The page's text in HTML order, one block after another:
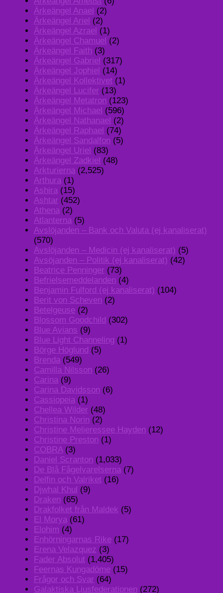
Ärkeängel Anael (2)
Ärkeängel Ariel (2)
Ärkeängel Azrael (1)
Ärkeängel Chamuel (2)
Ärkeängel Faith (3)
Ärkeängel Gabriel (317)
Ärkeängel Jophiel (14)
Ärkeängel Kollektivet (1)
Ärkeängel Lucifer (13)
Ärkeängel Metatron (123)
Ärkeängel Michael (596)
Ärkeängel Nathanael (2)
Ärkeängel Raphael (74)
Ärkeängel Sandalfon (5)
Ärkeängel Uriel (83)
Ärkeängel Zadkiel (48)
Arkturierna (2,525)
Arthura (1)
Ashira (15)
Ashtar (452)
Athena (2)
Atlanterna (5)
Avslöjanden – Bank och Valuta (ej kanaliserat)
(570)
Avslöjanden – Medicin (ej kanaliserat) (5)
Avsöjanden – Politik (ej kanaliserat) (42)
Beatrice Penninger (73)
Befrielsemeddelanden (4)
Benjamin Fulford (ej kanaliserat) (104)
Berit von Scheven (2)
Betelgeuse (2)
Blossom Goodchild (302)
Blue Avians (9)
Blue Light Channeling (1)
Börge Höglund (5)
Brenda (549)
Camilla Nilsson (26)
Carina (9)
Carina Davidsson (6)
Cassiopeia (1)
Chellea Wilder (48)
Christina Norin (2)
Christine Melieressee Hayden (12)
Christine Preston (1)
COBRA(3)
Daniel Scranton (1,033)
De Blå Fågelvarelserna (7)
Delfin och Valriket (16)
Djwhal Khul (9)
Draken (65)
Drakfolket från Maldek (5)
El Morya (61)
Elohim (4)
Enhörningarnas Rike (17)
Erena Velazquez (3)
Fader Absolut (1,405)
Feernas Kungadöme (15)
Frågor och Svar (64)
Galaktiska Ljusfederationen (272)